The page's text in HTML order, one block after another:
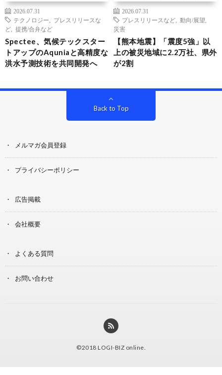
2026.07.31
テクノロジー
プレスリリースな
ど
提携/合弁など
Spectee、気候テックスター
トアップのAquniaと高精度な
洪水予測技術を共同開発へ
2026.07.31
プレスリリースなど
動向/展望
災害
【熊本地震】「震度5強」以
上の被災地域に2.2万社、県外
が2割
Back to Top
メルマガ会員登録
プライバシーポリシー
広告掲載
会社概要
よくある質問
お問い合わせ
©2018 LOGI-BIZ online